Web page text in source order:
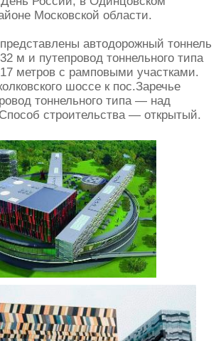
Московской области.
автодорожный тоннель
м и путепровод тоннельного типа
метров с рамповыми участками.
шоссе к пос.Заречье
тоннельного типа — над
строительства — открытый.